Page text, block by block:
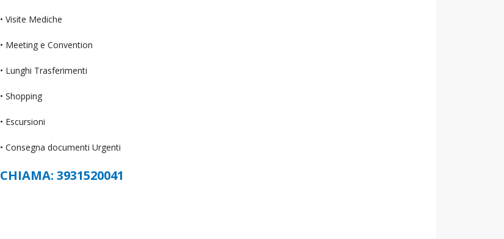
• Visite Mediche
• Meeting e Convention
• Lunghi Trasferimenti
• Shopping
• Escursioni
• Consegna documenti Urgenti
CHIAMA: 3931520041